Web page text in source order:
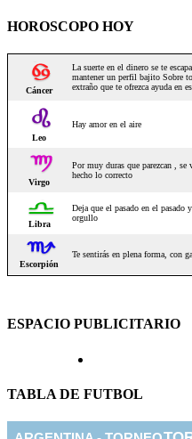
HOROSCOPO HOY
ESPACIO PUBLICITARIO
TABLA DE FUTBOL